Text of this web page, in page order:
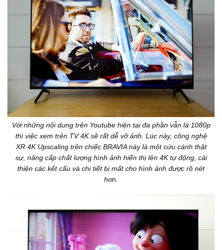
Với những nội dung trên Youtube hiện tại đa phần vẫn là 1080p
thì việc xem trên TV 4K sẽ rất dễ vỡ ảnh. Lúc này, công nghệ
XR 4K Upscaling trên chiếc BRAVIA này là một cứu cánh thật
sự, nâng cấp chất lượng hình ảnh hiển thị lên 4K tự động, cải
thiện các kết cấu và chi tiết bị mất cho hình ảnh được rõ nét
hơn.